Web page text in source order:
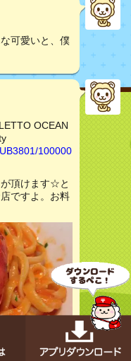
可愛いと、僕
OCEAN
100000
頂けます☆と
ですよ。お料